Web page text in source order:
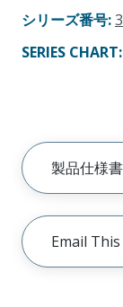
シリーズ番号:
SERIES CHART:
製品仕様
Email